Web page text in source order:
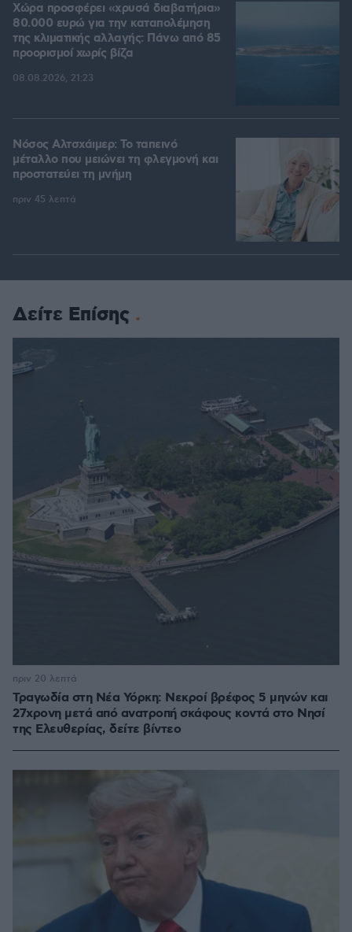
Χώρα προσφέρει «χρυσά διαβατήρια»
80.000 ευρώ για την καταπολέμηση
της κλιματικής αλλαγής: Πάνω από 85
προορισμοί χωρίς βίζα
08.08.2026, 21:23
Νόσος Αλτσχάιμερ: Το ταπεινό
μέταλλο που μειώνει τη φλεγμονή και
προστατεύει τη μνήμη
πριν 45 λεπτά
Δείτε Επίσης
Τραγωδία στη Νέα Υόρκη: Νεκροί βρέφος 5 μηνών και
27χρονη μετά από ανατροπή σκάφους κοντά στο Νησί
της Ελευθερίας, δείτε βίντεο
πριν 20 λεπτά